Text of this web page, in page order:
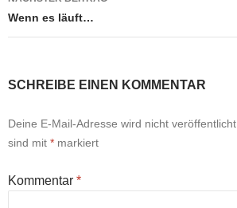
Wenn es läuft…
SCHREIBE EINEN KOMMENTAR
Deine E-Mail-Adresse wird nicht veröffentlicht.
sind mit * markiert
Kommentar *